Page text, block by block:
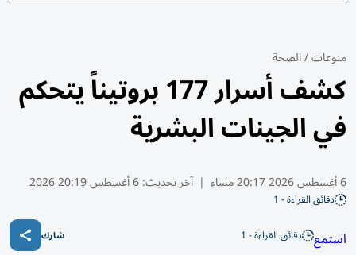
منوعات/الصحة
كشف أسرار 177 بروتيناً يتحكم
في الجينات البشرية
6 أغسطس 2026 20:17 مساء | آخر تحديث:6 أغسطس 20:19 2026
دقائق القراءة - 1
استمع دقائق القراءة - 1 شارك